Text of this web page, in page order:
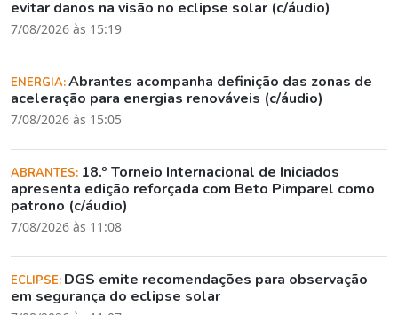
evitar danos na visão no eclipse solar (c/áudio)
7/08/2026 às 15:19
ENERGIA:Abrantes acompanha definição das zonas de
aceleração para energias renováveis (c/áudio)
7/08/2026 às 15:05
ABRANTES: 18.º Torneio Internacional de Iniciados
apresenta edição reforçada com Beto Pimparel como
patrono (c/áudio)
7/08/2026 às 11:08
ECLIPSE: DGS emite recomendações para observação
em segurança do eclipse solar